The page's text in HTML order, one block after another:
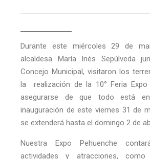
Durante este miércoles 29 de
alcaldesa María Inés Sepúlveda
Concejo Municipal, visitaron los
la realización de la 10° Feria Expo
asegurarse de que todo está
inauguración de este viernes 31 de
se extenderá hasta el domingo 2 de
Nuestra Expo Pehuenche
actividades y atracciones, como